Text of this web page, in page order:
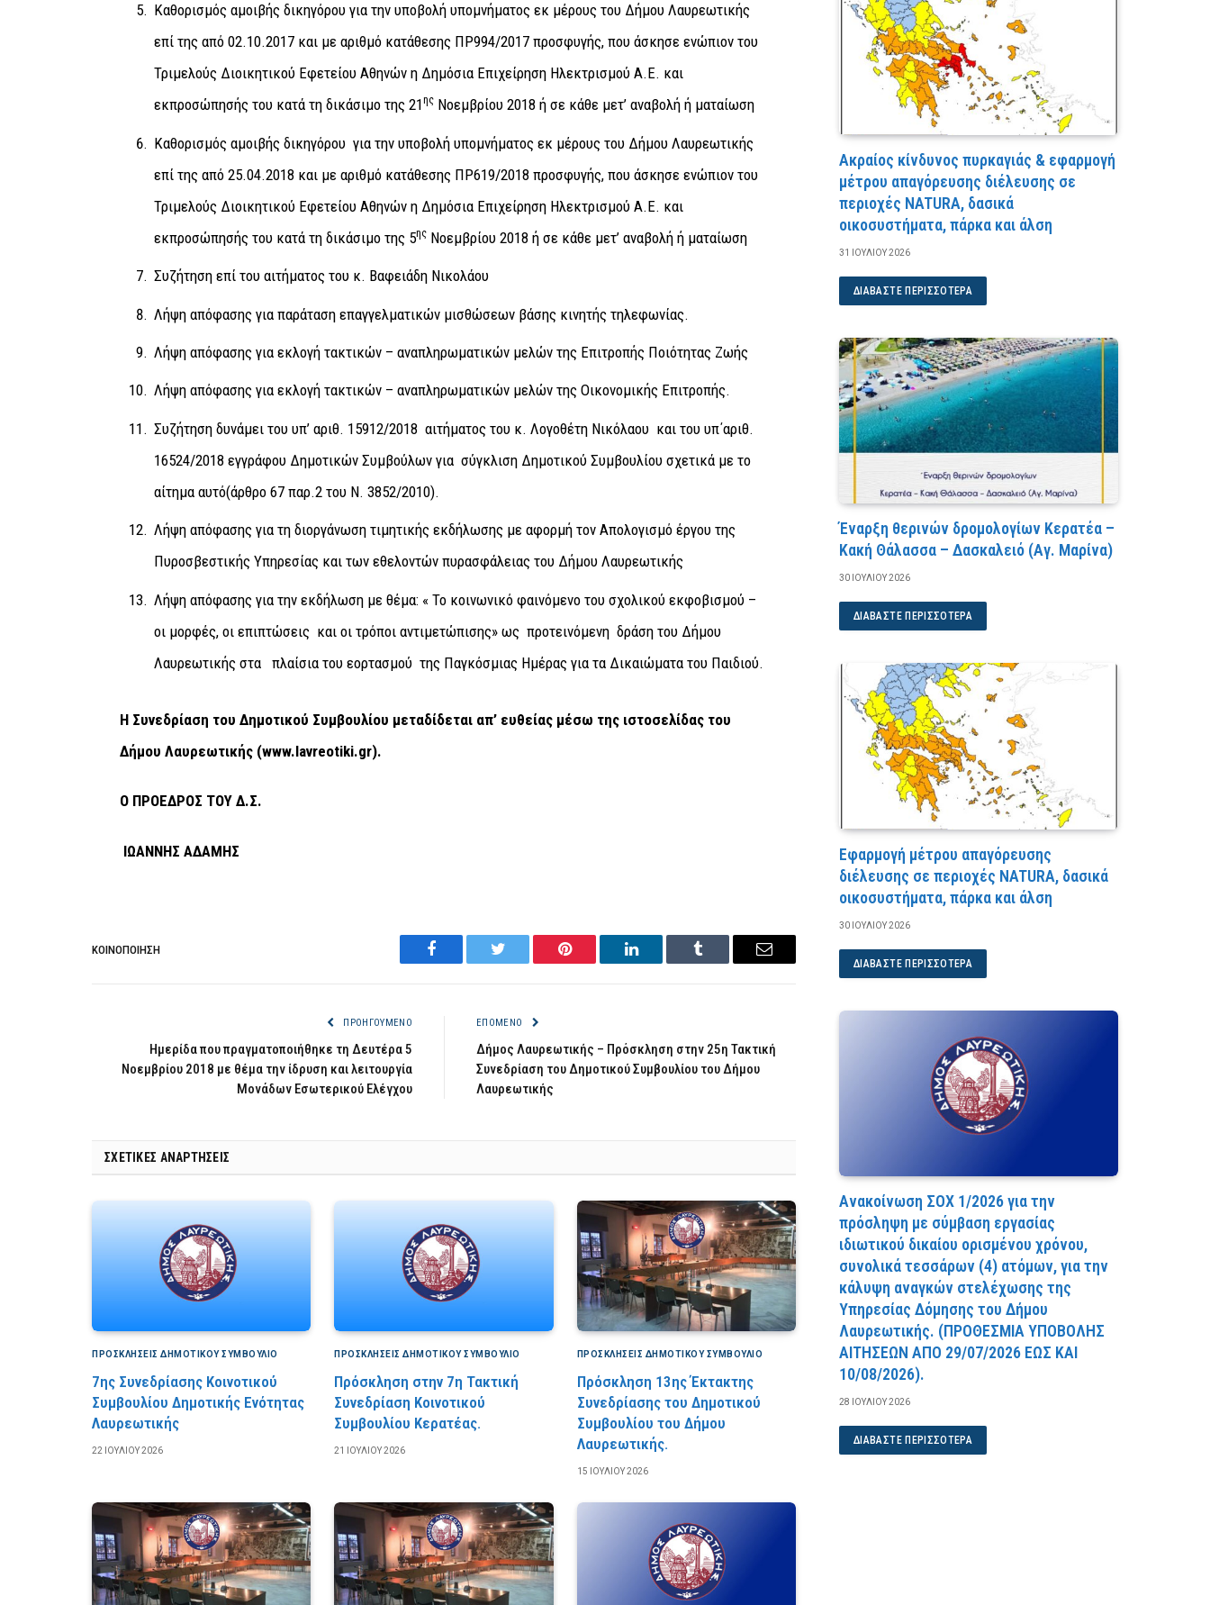
Καθορισμός αμοιβής δικηγόρου για την υποβολή υπομνήματος εκ μέρους του Δήμου Λαυρεωτικής
επί της από 02.10.2017 και με αριθμό κατάθεσης ΠΡ994/2017 προσφυγής, που άσκησε ενώπιον του
Τριμελούς Διοικητικού Εφετείου Αθηνών η Δημόσια Επιχείρηση Ηλεκτρισμού Α.Ε. και
εκπροσώπησής του κατά τη δικάσιμο της 21ηςΝοεμβρίου 2018 ή σε κάθε μετ’ αναβολή ή ματαίωση
Καθορισμός αμοιβής δικηγόρου για την υποβολή υπομνήματος εκ μέρους του Δήμου Λαυρεωτικής
επί της από 25.04.2018 και με αριθμό κατάθεσης ΠΡ619/2018 προσφυγής, που άσκησε ενώπιον του
Τριμελούς Διοικητικού Εφετείου Αθηνών η Δημόσια Επιχείρηση Ηλεκτρισμού Α.Ε. και
εκπροσώπησής του κατά τη δικάσιμο της 5ηςΝοεμβρίου 2018 ή σε κάθε μετ’ αναβολή ή ματαίωση
Συζήτηση επί του αιτήματος του κ. Βαφειάδη Νικολάου
Λήψη απόφασης για παράταση επαγγελματικών μισθώσεων βάσης κινητής τηλεφωνίας.
Λήψη απόφασης για εκλογή τακτικών – αναπληρωματικών μελών της Επιτροπής Ποιότητας Ζωής
Λήψη απόφασης για εκλογή τακτικών – αναπληρωματικών μελών της Οικονομικής Επιτροπής.
Συζήτηση δυνάμει του υπ’ αριθ. 15912/2018 αιτήματος του κ. Λογοθέτη Νικόλαου και του υπ΄αριθ.
16524/2018 εγγράφου Δημοτικών Συμβούλων για σύγκλιση Δημοτικού Συμβουλίου σχετικά με το
αίτημα αυτό(άρθρο 67 παρ.2 του Ν. 3852/2010).
Λήψη απόφασης για τη διοργάνωση τιμητικής εκδήλωσης με αφορμή τον Απολογισμό έργου της
Πυροσβεστικής Υπηρεσίας και των εθελοντών πυρασφάλειας του Δήμου Λαυρεωτικής
Λήψη απόφασης για την εκδήλωση με θέμα: « Το κοινωνικό φαινόμενο του σχολικού εκφοβισμού –
οι μορφές, οι επιπτώσεις και οι τρόποι αντιμετώπισης» ως προτεινόμενη δράση του Δήμου
Λαυρεωτικής στα πλαίσια του εορτασμού της Παγκόσμιας Ημέρας για τα Δικαιώματα του Παιδιού.
Η Συνεδρίαση του Δημοτικού Συμβουλίου μεταδίδεται απ’ ευθείας μέσω της ιστοσελίδας του
Δήμου Λαυρεωτικής (www.lavreotiki.gr).
Ο ΠΡΟΕΔΡΟΣ ΤΟΥ Δ.Σ.
ΙΩΑΝΝΗΣ ΑΔΑΜΗΣ
ΚΟΙΝΟΠΟΊΗΣΗ
Facebook Twitter Pinterest LinkedIn Tumblr Email
ΠΡΟΗΓΟΎΜΕΝΟ
Ημερίδα που πραγματοποιήθηκε τη Δευτέρα 5
Νοεμβρίου 2018 με θέμα την ίδρυση και λειτουργία
Μονάδων Εσωτερικού Ελέγχου
ΕΠΌΜΕΝΟ
Δήμος Λαυρεωτικής – Πρόσκληση στην 25η Τακτική
Συνεδρίαση του Δημοτικού Συμβουλίου του Δήμου
Λαυρεωτικής
ΣΧΕΤΙΚΈΣ ΑΝΑΡΤΉΣΕΙΣ
ΠΡΟΣΚΛΉΣΕΙΣ ΔΗΜΟΤΙΚΟΎ ΣΥΜΒΟΎΛΙΟ
7ης Συνεδρίασης Κοινοτικού
Συμβουλίου Δημοτικής Ενότητας
Λαυρεωτικής
22 ΙΟΥΛΊΟΥ 2026
ΠΡΟΣΚΛΉΣΕΙΣ ΔΗΜΟΤΙΚΟΎ ΣΥΜΒΟΎΛΙΟ
Πρόσκληση στην 7η Τακτική
Συνεδρίαση Κοινοτικού
Συμβουλίου Κερατέας.
21 ΙΟΥΛΊΟΥ 2026
ΠΡΟΣΚΛΉΣΕΙΣ ΔΗΜΟΤΙΚΟΎ ΣΥΜΒΟΎΛΙΟ
Πρόσκληση 13ης Έκτακτης
Συνεδρίασης του Δημοτικού
Συμβουλίου του Δήμου
Λαυρεωτικής.
15 ΙΟΥΛΊΟΥ 2026
Ακραίος κίνδυνος πυρκαγιάς & εφαρμογή
μέτρου απαγόρευσης διέλευσης σε
περιοχές NATURA, δασικά
οικοσυστήματα, πάρκα και άλση
31 ΙΟΥΛΊΟΥ 2026
ΔΙΑΒΆΣΤΕ ΠΕΡΙΣΣΌΤΕΡΑ
Έναρξη θερινών δρομολογίων Κερατέα –
Κακή Θάλασσα – Δασκαλειό (Αγ. Μαρίνα)
30 ΙΟΥΛΊΟΥ 2026
ΔΙΑΒΆΣΤΕ ΠΕΡΙΣΣΌΤΕΡΑ
Εφαρμογή μέτρου απαγόρευσης
διέλευσης σε περιοχές NATURA, δασικά
οικοσυστήματα, πάρκα και άλση
30 ΙΟΥΛΊΟΥ 2026
ΔΙΑΒΆΣΤΕ ΠΕΡΙΣΣΌΤΕΡΑ
Ανακοίνωση ΣΟΧ 1/2026 για την
πρόσληψη με σύμβαση εργασίας
ιδιωτικού δικαίου ορισμένου χρόνου,
συνολικά τεσσάρων (4) ατόμων, για την
κάλυψη αναγκών στελέχωσης της
Υπηρεσίας Δόμησης του Δήμου
Λαυρεωτικής. (ΠPOΘEΣMIA YΠOBOΛHΣ
AITHΣEΩN AΠO 29/07/2026 EΩΣ KAI
10/08/2026).
28 ΙΟΥΛΊΟΥ 2026
ΔΙΑΒΆΣΤΕ ΠΕΡΙΣΣΌΤΕΡΑ